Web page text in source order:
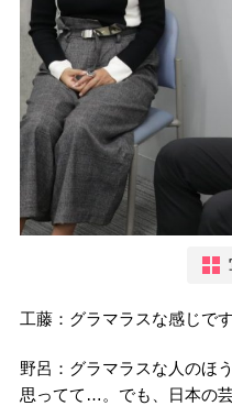
工藤：グラマラスな感じです
野呂：グラマラスな人のほ
思ってて…。でも、日本の